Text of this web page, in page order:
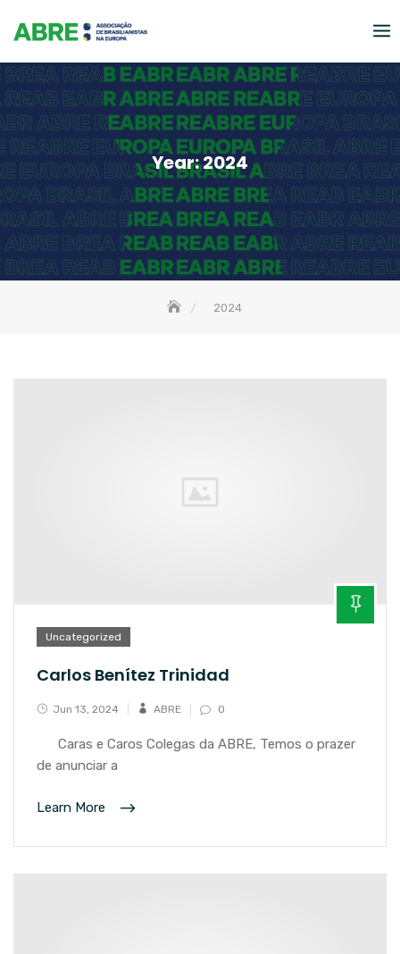
Year:2024
2024
Uncategorized
Carlos Benítez Trinidad
Jun 13, 2024 ABRE 0
Caras e Caros Colegas da ABRE, Temos o prazer
de anunciar a
Learn More